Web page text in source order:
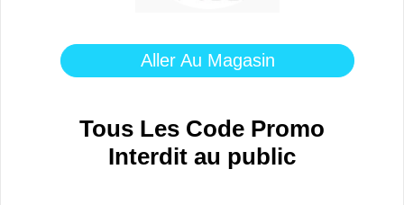
Aller Au Magasin
Tous Les Code Promo
Interdit au public